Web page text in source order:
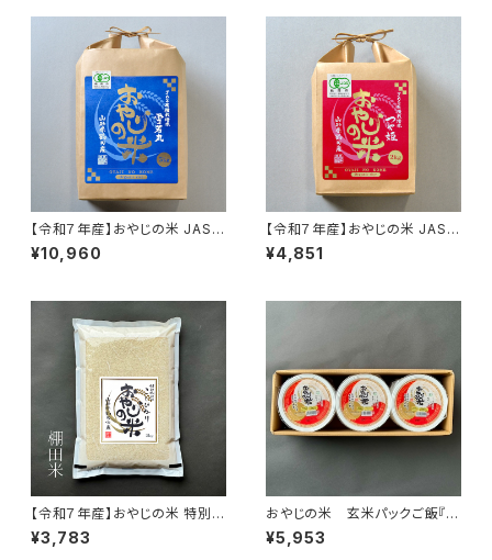
【令和７年産】おやじの米 JAS有
機栽培米雪若丸【農薬不使用・
化学肥料不使用】白米 5kg
¥10,960
【令和７年産】おやじの米 JAS有
機栽培米つや姫【農薬不使用・化
学肥料不使用】白米 2kg
¥4,851
【令和７年産】おやじの米 特別栽
培米コシヒカリ 羽黒棚田米【農
薬7割減・化学肥料9割減】白米
¥3,783
おやじの米 玄米パックご飯『J
AS有機栽培米コシヒカリ』150g
×18個
¥5,953